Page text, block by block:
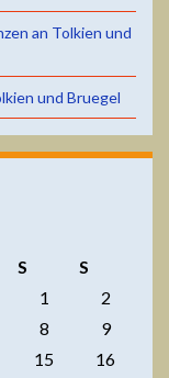
an Tolkien und
und Bruegel
S
S
1
2
8
9
15
16